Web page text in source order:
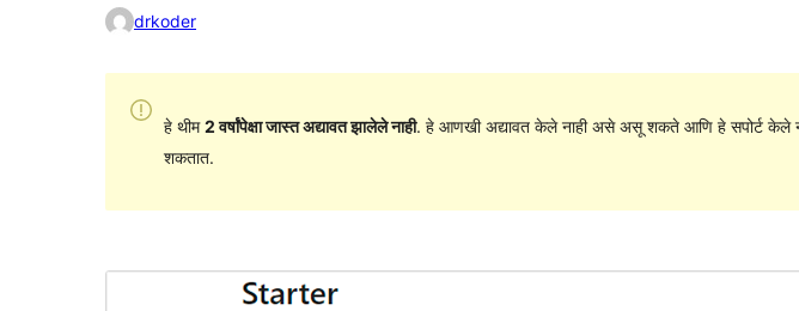
drkoder
हे थीम2 वर्षांपेक्षा जास्त अद्यावत झालेले नाही. हे आणखी अद्यावत केले नाही असे असू शकते आणि हे सपोर्ट केले
शकतात.